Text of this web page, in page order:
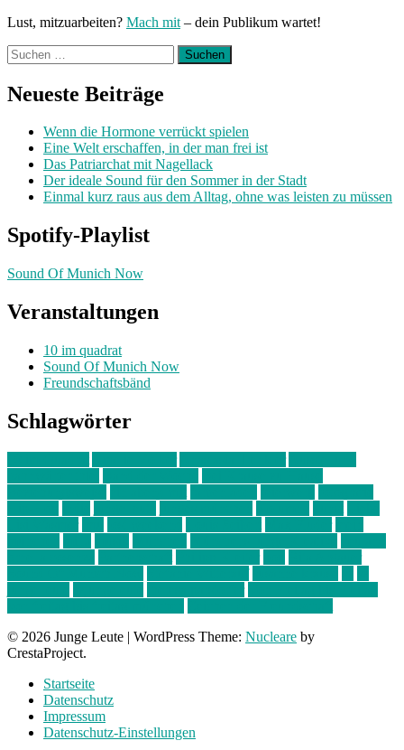
Lust, mitzuarbeiten? Mach mit – dein Publikum wartet!
Suchen
nach:
Neueste Beiträge
Wenn die Hormone verrückt spielen
Eine Welt erschaffen, in der man frei ist
Das Patriarchat mit Nagellack
Der ideale Sound für den Sommer in der Stadt
Einmal kurz raus aus dem Alltag, ohne was leisten zu müssen
Spotify-Playlist
Sound Of Munich Now
Veranstaltungen
10 im quadrat
Sound Of Munich Now
Freundschaftsbänd
Schlagwörter
© 2026 Junge Leute | WordPress Theme: Nucleare by
CrestaProject.
Startseite
Datenschutz
Impressum
Datenschutz-Einstellungen